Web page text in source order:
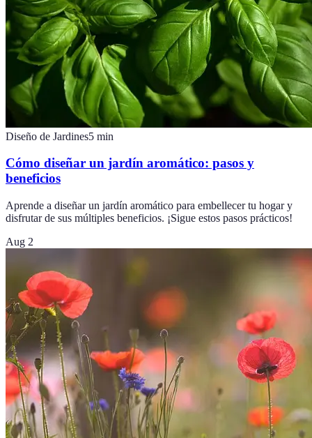
Diseño de Jardines5 min
Cómo diseñar un jardín aromático: pasos y
beneficios
Aprende a diseñar un jardín aromático para embellecer tu hogar y
disfrutar de sus múltiples beneficios. ¡Sigue estos pasos prácticos!
Aug 2